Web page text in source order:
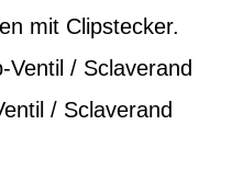
mit Clipstecker.
Ventil / Sclaverand
/ Sclaverand